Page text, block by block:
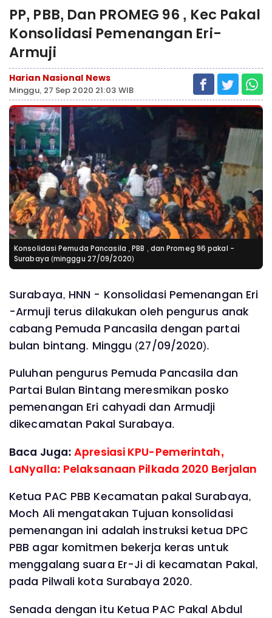
PP, PBB, Dan PROMEG 96 , Kec Pakal
Konsolidasi Pemenangan Eri-
Armuji
Harian Nasional News
Minggu, 27 Sep 2020 21:03 WIB
Konsolidasi Pemuda Pancasila , PBB , dan Promeg 96 pakal -
Surabaya (mingggu 27/09/2020)
Surabaya, HNN - Konsolidasi Pemenangan Eri
-Armuji terus dilakukan oleh pengurus anak
cabang Pemuda Pancasila dengan partai
bulan bintang. Minggu (27/09/2020).
Puluhan pengurus Pemuda Pancasila dan
Partai Bulan Bintang meresmikan posko
pemenangan Eri cahyadi dan Armudji
dikecamatan Pakal Surabaya.
Baca Juga:Apresiasi KPU-Pemerintah,
LaNyalla: Pelaksanaan Pilkada 2020 Berjalan
Ketua PAC PBB Kecamatan pakal Surabaya,
Moch Ali mengatakan Tujuan konsolidasi
pemenangan ini adalah instruksi ketua DPC
PBB agar komitmen bekerja keras untuk
menggalang suara Er-Ji di kecamatan Pakal,
pada Pilwali kota Surabaya 2020.
Senada dengan itu Ketua PAC Pakal Abdul